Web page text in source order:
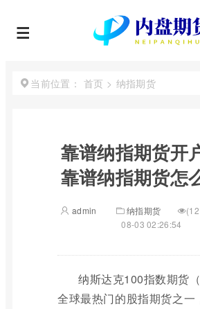
当前位置： 首页 > 纳指期货
靠谱纳指期货开
靠谱纳指期货怎
admin 纳指期货
08-03 02:26:54
纳斯达克100指数期货
全球最热门的股指期货之一